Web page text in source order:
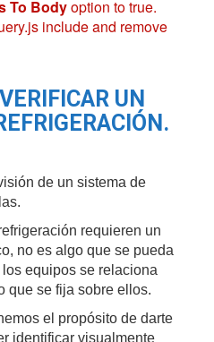
To Bodyoption to true.
include and remove
UN
de un sistema de
requieren un
no es algo que se pueda
equipos se relaciona
que se fija sobre ellos.
el propósito de darte
identificar visualmente